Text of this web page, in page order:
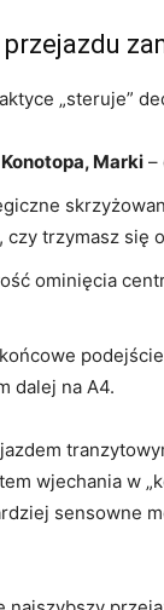
„steruje”
Marki –
trzymasz się
ominięcia
dalej na A4.
wjechania w
sensowne